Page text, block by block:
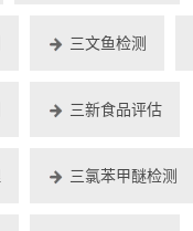
三文鱼检测
三新食品评估
三氯苯甲醚检测